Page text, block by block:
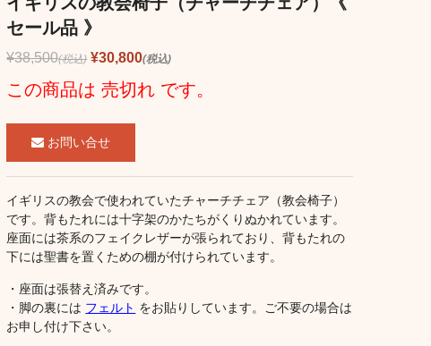
セール品 》
¥38,500(税込) ¥30,800(税込)
この商品は 売切れ です。
お問い合せ
イギリスの教会で使われていたチャーチチェア（教会椅子）
です。背もたれには十字架のかたちがくりぬかれています。
座面には茶系のフェイクレザーが張られており、背もたれの
下には聖書を置くための棚が付けられています。
・座面は張替え済みです。
・脚の裏には フェルト をお貼りしています。ご不要の場合は
お申し付け下さい。